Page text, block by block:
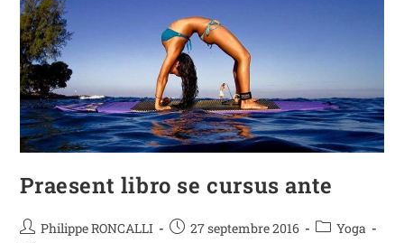
Praesent libro se cursus ante
Philippe RONCALLI 27 septembre 2016
Yoga